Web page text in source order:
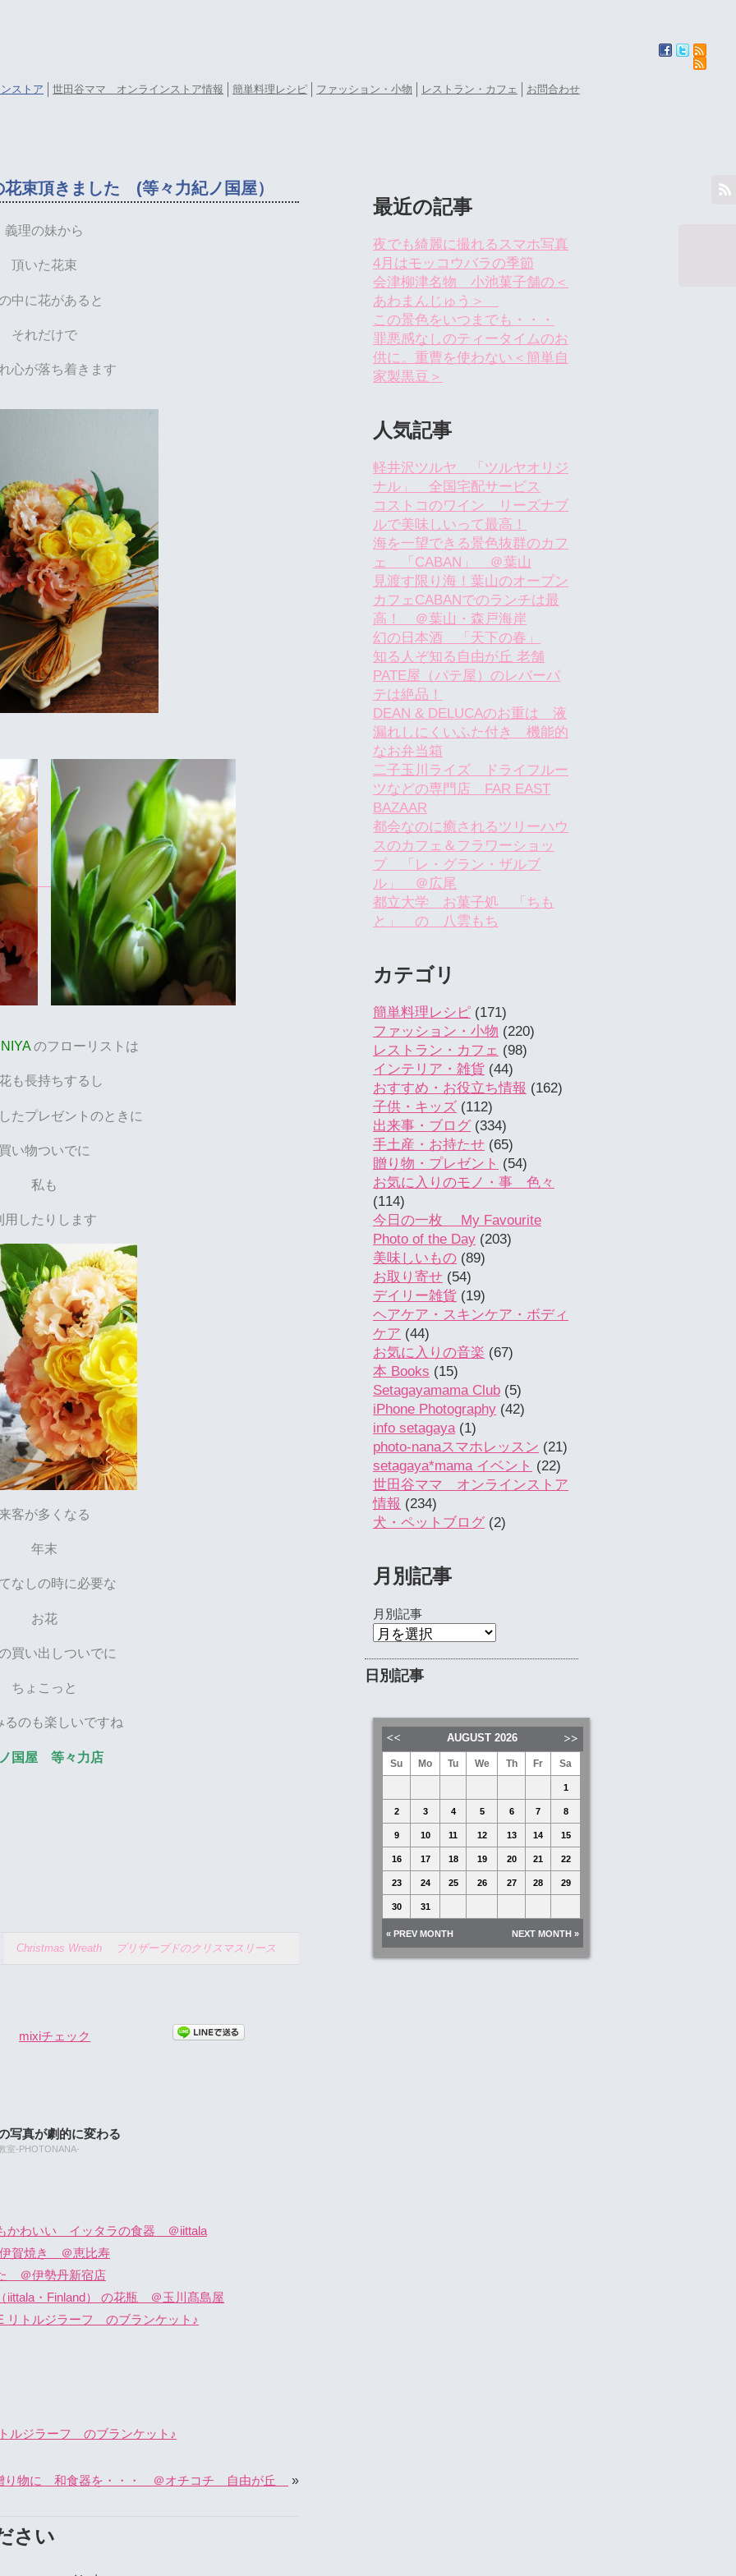
ストア 世田谷ママ オンラインストア情報 簡単料理レシピ ファッション・小物 レストラン・カフェ お問合わせ
束頂きました (等々力紀ノ国屋）
義理の妹から
頂いた花束
中に花があると
それだけで
心が落ち着きます
のフローリストは
も長持ちするし
たプレゼントのときに
い物ついでに
私も
用したりします
客が多くなる
年末
なしの時に必要な
お花
買い出しついでに
ちょこっと
るのも楽しいですね
国屋 等々力店
Christmas Wreath プリザーブドのクリスマスリース
mixiチェック
写真が劇的に変わる
室-PHOTONANA-
かわいい イッタラの食器 ＠iittala
賀焼き ＠恵比寿
＠伊勢丹新宿店
・Finland） の花瓶 ＠玉川髙島屋
リトルジラーフ のブランケット♪
ルジラーフ のブランケット♪
り物に 和食器を・・・ ＠オチコチ 自由が丘 »
さい
最近の記事
夜でも綺麗に撮れるスマホ写真
4月はモッコウバラの季節
会津柳津名物 小池菓子舗の＜
あわまんじゅう＞
この景色をいつまでも・・・
罪悪感なしのティータイムのお
供に。重曹を使わない＜簡単自
家製黒豆＞
人気記事
軽井沢ツルヤ 「ツルヤオリジ
ナル」 全国宅配サービス
コストコのワイン リーズナブ
ルで美味しいって最高！
海を一望できる景色抜群のカフ
ェ 「CABAN」 ＠葉山
見渡す限り海！葉山のオープン
カフェCABANでのランチは最
高！ ＠葉山・森戸海岸
幻の日本酒 「天下の春」
知る人ぞ知る自由が丘 老舗
PATE屋（パテ屋）のレバーパ
テは絶品！
DEAN & DELUCAのお重は 液
漏れしにくいふた付き 機能的
なお弁当箱
二子玉川ライズ ドライフルー
ツなどの専門店 FAR EAST
BAZAAR
都会なのに癒されるツリーハウ
スのカフェ＆フラワーショッ
プ 「レ・グラン・ザルブ
ル」 ＠広尾
都立大学 お菓子処 「ちも
と」 の 八雲もち
カテゴリ
簡単料理レシピ (171)
ファッション・小物 (220)
レストラン・カフェ (98)
インテリア・雑貨 (44)
おすすめ・お役立ち情報 (162)
子供・キッズ (112)
出来事・ブログ (334)
手土産・お持たせ (65)
贈り物・プレゼント (54)
お気に入りのモノ・事 色々
(114)
今日の一枚 My Favourite
Photo of the Day (203)
美味しいもの (89)
お取り寄せ (54)
デイリー雑貨 (19)
ヘアケア・スキンケア・ボディ
ケア (44)
お気に入りの音楽 (67)
本 Books (15)
Setagayamama Club (5)
iPhone Photography (42)
info setagaya(1)
photo-nanaスマホレッスン (21)
setagaya*mama イベント (22)
世田谷ママ オンラインストア
情報 (234)
犬・ペットブログ (2)
月別記事
月別記事
日別記事
AUGUST 2026
Su Mo Tu We Th Fr Sa
1
2 3 4 5 6 7 8
9 10 11 12 13 14 15
16 17 18 19 20 21 22
23 24 25 26 27 28 29
30 31
« PREV MONTH NEXT MONTH »